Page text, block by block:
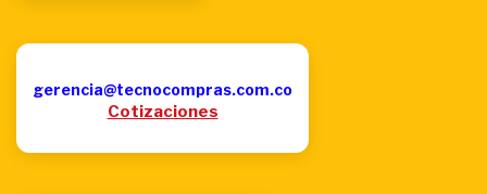
gerencia@tecnocompras.com.co
Cotizaciones